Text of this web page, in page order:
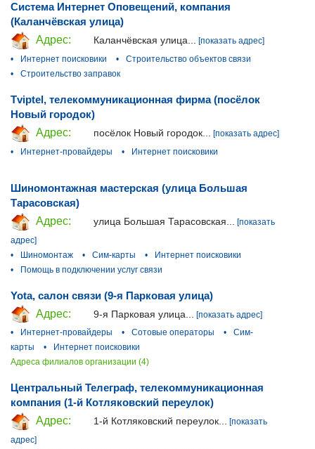
Система Интернет Оповещений, компания
(Каланчёвская улица)
Адрес:
Каланчёвская улица... [показать адрес]
•
Интернет поисковики •
Строительство объектов связи
•
Строительство заправок
Tviptel, телекоммуникационная фирма (посёлок
Новый городок)
Адрес:
посёлок Новый городок...
[показать адрес]
•
Интернет-провайдеры • Интернет поисковики
Шиномонтажная мастерская (улица Большая
Тарасовская)
Адрес:
улица Большая Тарасовская...
[показать
адрес]
•
Шиномонтаж • Сим-карты •
Интернет поисковики
•
Помощь в подключении услуг связи
Yota, салон связи (9-я Парковая улица)
Адрес:
9-я Парковая улица...
[показать адрес]
•
Интернет-провайдеры • Сотовые операторы •
Сим-
карты
•
Интернет поисковики
Адреса филиалов организации (4)
Центральный Телеграф, телекоммуникационная
компания (1-й Котляковский переулок)
Адрес:
1-й Котляковский переулок... [показать
адрес]